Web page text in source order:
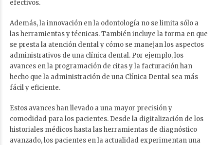
efectivos.
Además, la innovación en la odontología no se limita sólo a
las herramientas y técnicas. También incluye la forma en que
se presta la atención dental y cómo se manejan los aspectos
administrativos de una clínica dental. Por ejemplo, los
avances en la programación de citas y la facturación han
hecho que la administración de una Clínica Dental sea más
fácil y eficiente.
Estos avances han llevado a una mayor precisión y
comodidad para los pacientes. Desde la digitalización de los
historiales médicos hasta las herramientas de diagnóstico
avanzado, los pacientes en la actualidad experimentan una